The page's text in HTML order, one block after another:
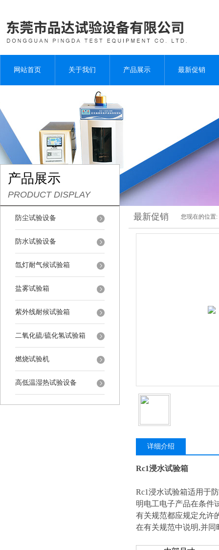
网站首页 关于我们 产品展示 最新促销
产品展示
PRODUCT DISPLAY
防尘试验设备
防水试验设备
氙灯耐气候试验箱
盐雾试验箱
紫外线耐候试验箱
二氧化硫/硫化氢试验箱
燃烧试验机
高低温湿热试验设备
最新促销 您现在的位置:
详细介绍
Rc1浸水试验箱
Rc1浸水试验箱适用于
明电工电子产品在条件
有关规范都应规定允许
在有关规范中说明,并